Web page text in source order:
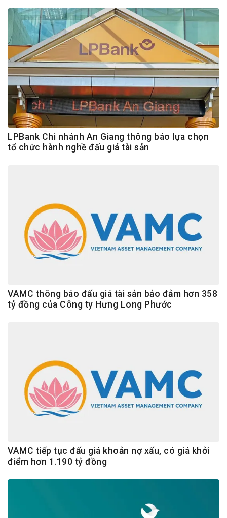
LPBank Chi nhánh An Giang thông báo lựa chọn
tổ chức hành nghề đấu giá tài sản
VAMC thông báo đấu giá tài sản bảo đảm hơn 358
tỷ đồng của Công ty Hưng Long Phước
VAMC tiếp tục đấu giá khoản nợ xấu, có giá khởi
điểm hơn 1.190 tỷ đồng